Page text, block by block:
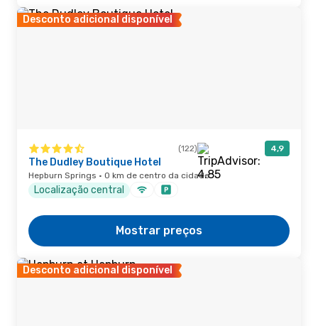
Desconto adicional disponível
(122) 4,9
The Dudley Boutique Hotel
Hepburn Springs · 0 km de centro da cidade
Localização central
Mostrar preços
Desconto adicional disponível